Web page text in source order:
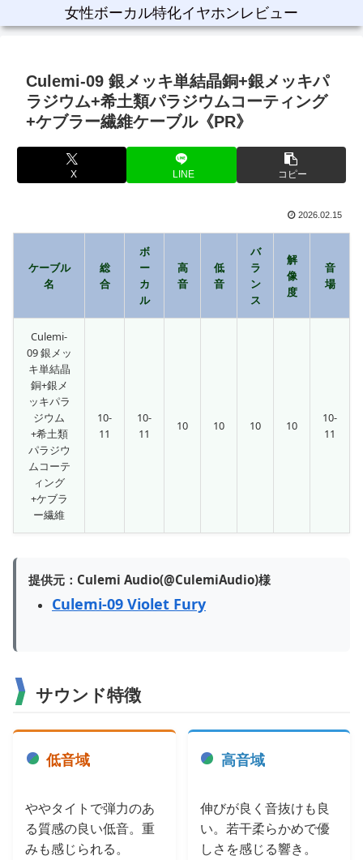
女性ボーカル特化イヤホンレビュー
Culemi-09 銀メッキ単結晶銅+銀メッキパ
ラジウム+希土類パラジウムコーティング
+ケブラー繊維ケーブル《PR》
X LINE コピー
2026.02.15
ケーブル
名
総
合
ボ
ー
カ
ル
高
音
低
音
バ
ラ
ン
ス
解
像
度
音
場
Culemi-
09 銀メッ
キ単結晶
銅+銀メ
ッキパラ
ジウム
+希土類
パラジウ
ムコーテ
ィング
+ケブラ
ー繊維
10-
11
10-
11
10 10 10 10
10-
11
提供元：Culemi Audio(@CulemiAudio)様
Culemi-09 Violet Fury
サウンド特徴
低音域
ややタイトで弾力のあ
る質感の良い低音。重
みも感じられる。
高音域
伸びが良く音抜けも良
い。若干柔らかめで優
しさを感じる響き。